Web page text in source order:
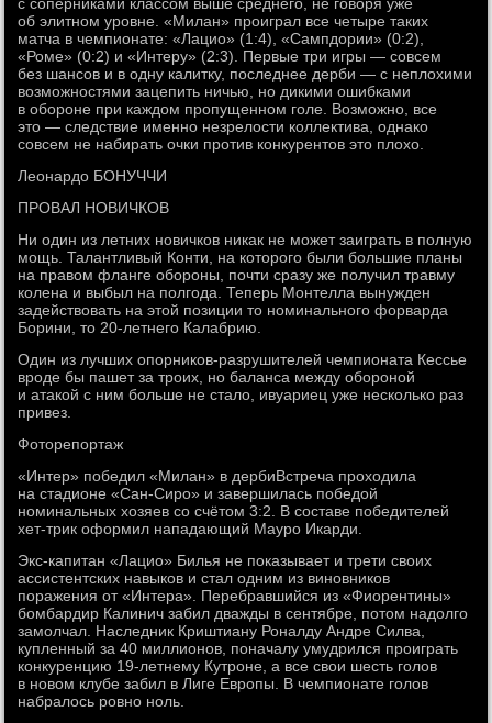
об элитном уровне. «Милан» проиграл все четыре таких
матча в чемпионате: «Лацио» (1:4), «Сампдории» (0:2),
«Роме» (0:2) и «Интеру» (2:3). Первые три игры — совсем
без шансов и в одну калитку, последнее дерби — с неплохими
возможностями зацепить ничью, но дикими ошибками
в обороне при каждом пропущенном голе. Возможно, все
это — следствие именно незрелости коллектива, однако
совсем не набирать очки против конкурентов это плохо.
Леонардо БОНУЧЧИ
ПРОВАЛ НОВИЧКОВ
Ни один из летних новичков никак не может заиграть в полную
мощь. Талантливый Конти, на которого были большие планы
на правом фланге обороны, почти сразу же получил травму
колена и выбыл на полгода. Теперь Монтелла вынужден
задействовать на этой позиции то номинального форварда
Борини, то 20-летнего Калабрию.
Один из лучших опорников-разрушителей чемпионата Кессье
вроде бы пашет за троих, но баланса между обороной
и атакой с ним больше не стало, ивуариец уже несколько раз
привез.
Фоторепортаж
«Интер» победил «Милан» в дербиВстреча проходила
на стадионе «Сан-Сиро» и завершилась победой
номинальных хозяев со счётом 3:2. В составе победителей
хет-трик оформил нападающий Мауро Икарди.
Экс-капитан «Лацио» Билья не показывает и трети своих
ассистентских навыков и стал одним из виновников
поражения от «Интера». Перебравшийся из «Фиорентины»
бомбардир Калинич забил дважды в сентябре, потом надолго
замолчал. Наследник Криштиану Роналду Андре Силва,
купленный за 40 миллионов, поначалу умудрился проиграть
конкуренцию 19-летнему Кутроне, а все свои шесть голов
в новом клубе забил в Лиге Европы. В чемпионате голов
набралось ровно ноль.